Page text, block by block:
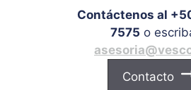
Contáctenos al
7575 o
Contacto